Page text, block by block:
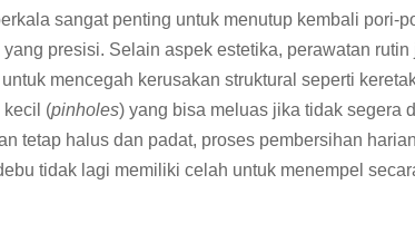
sangat penting untuk menutup kembali pori-
presisi. Selain aspek estetika, perawatan rutin
mencegah kerusakan struktural seperti
kecil (pinholes) yang bisa meluas jika tidak segera
tetap halus dan padat, proses pembersihan
tidak lagi memiliki celah untuk menempel